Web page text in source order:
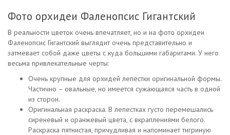
Фото орхидеи Фаленопсис Гигантский
В реальности цветок очень впечатляет, но и на фото орхидеи
Фаленопсис Гигантский выглядит очень представительно и
затмевает собой даже цветы с куда большими габаритами. У него
весьма привлекательные черты:
Очень крупные для орхидей лепестки оригинальной формы.
Частично – овальные, но имеется сужающаяся часть в одной
из сторон.
Оригинальная раскраска. В лепестках густо перемешались
сиреневый и оранжевый цвета, с вкраплениями белого.
Раскраска пятнистая, причудливая и напоминает тигриную